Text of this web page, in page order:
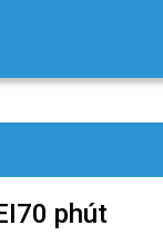
phút